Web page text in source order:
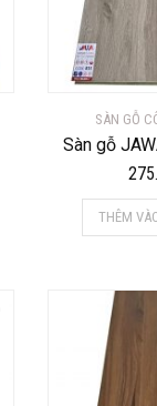
SÀN GỖ
Sàn gỗ
THÊM